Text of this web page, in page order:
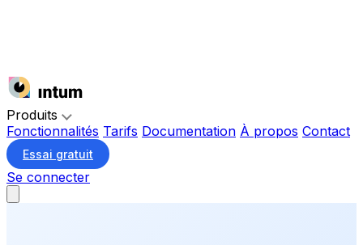
Produits
Fonctionnalités Tarifs Documentation À propos Contact
Essai gratuit
Se connecter